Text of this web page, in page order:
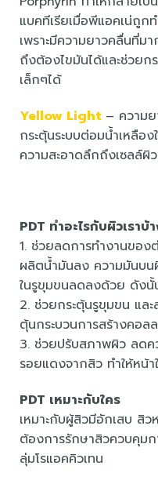
แบคทีเรียเมื่อพีแอคเน่ถูก
เพราะมีความยาวคลื่นที่ม
ถึงต้องไขมันได้และช่วยก
เล็กๆได้
Yellow Light – ความ
กระตุ้นระบบต่อมน้ำเหลือ
ความสะอาดลึกถึงเซลล์ผิ
PDT ทำอะไรกับผิวเราบ้
1. ช่วยลดการทำงานขอ
ผลิตน้ำมันลง ความมันบ
ในรูขุมขนลดลงด้วย ดัง
2. ช่วยกระตุ้นรูขุมขน แล
ตุ้นกระบวนการสร้างคอลล
3. ช่วยปรับสภาพผิว ลด
รอยแดงจากสิว ทำให้หน้า
PDT เหมาะกับใคร
เหมาะกับผู้สิวมีอักเสบ สิ
ต้องการรักษาสิวควบคุมก
ลุ่มโรแอคคิวเทน